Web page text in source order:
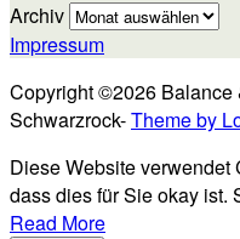
Archiv
Impressum
Copyright ©2026 Balance
Schwarzrock-Theme by
Diese Website verwendet
dass dies für Sie okay ist.
Read More